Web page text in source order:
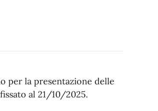
per la presentazione delle
al 21/10/2025.